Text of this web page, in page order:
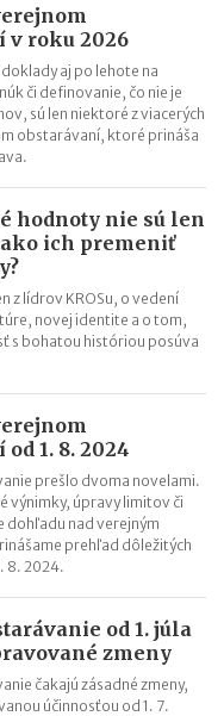
príslušníka od
v roku 2026
aj po lehote na
či definovanie, čo nie je
sú len niektoré z viacerých
obstarávaní, ktoré prináša
hodnoty nie sú len
ich premeniť
z lídrov KROSu, o vedení
novej identite a o tom,
s bohatou históriou posúva
1. 8. 2024
prešlo dvoma novelami.
výnimky, úpravy limitov či
dohľadu nad verejným
prehľad dôležitých
8. 2024.
od 1. júla
zmeny
čakajú zásadné zmeny,
účinnosťou od 1. 7.